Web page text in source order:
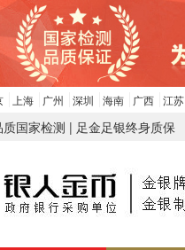
上海 广州 深圳 海南 广西 江苏
质国家检测 | 足金足银终身质保